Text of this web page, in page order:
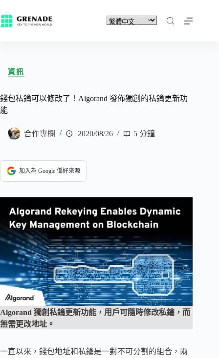
資訊
錢包私鑰可以修改了！Algorand 發佈獨創的私鑰更新功
能
合作專欄 2020/08/26 5 分鐘
加入為 Google 偏好來源
Algorand 獨創私鑰更新功能，用戶可隨時修改私鑰，而
無需更改地址。
一直以來，錢包地址和私鑰是一對不可分割的組合，兩